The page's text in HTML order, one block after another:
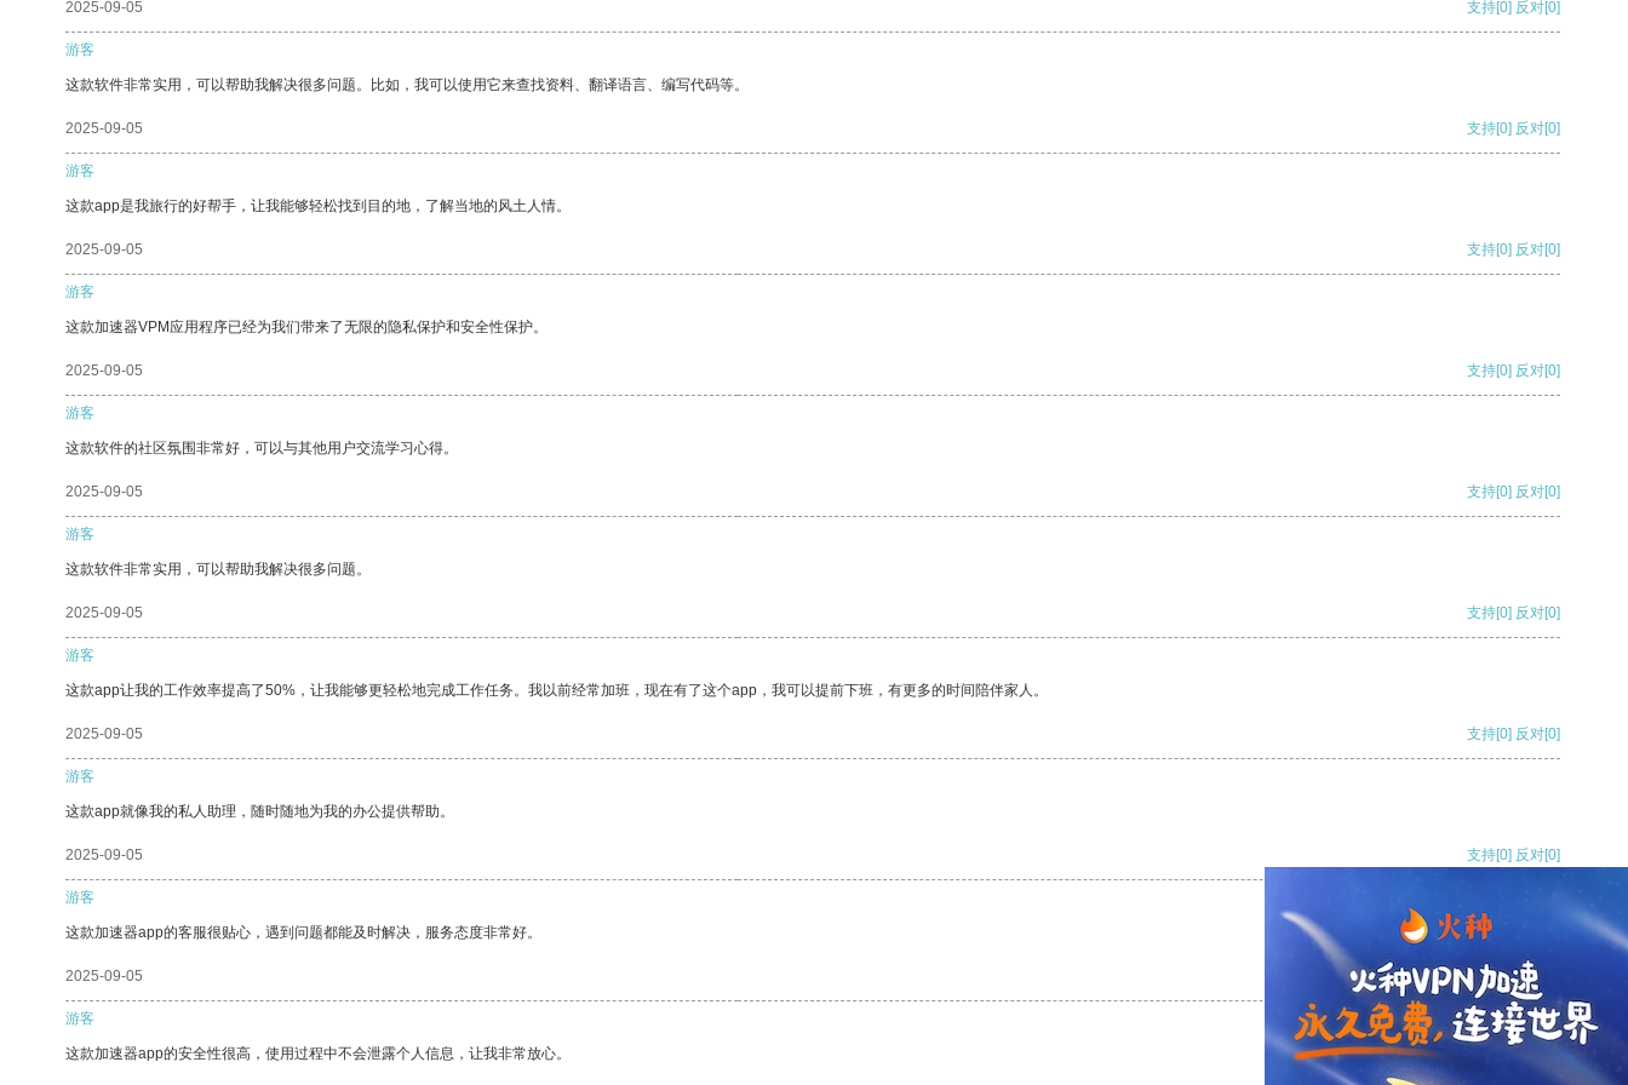
2025-09-05 支持[0] 反对[0]
游客
这款软件非常实用，可以帮助我解决很多问题。比如，我可以使用它来查找资料、翻译语言、编写代码等。
2025-09-05 支持[0] 反对[0]
游客
这款app是我旅行的好帮手，让我能够轻松找到目的地，了解当地的风土人情。
2025-09-05 支持[0] 反对[0]
游客
这款加速器VPM应用程序已经为我们带来了无限的隐私保护和安全性保护。
2025-09-05 支持[0] 反对[0]
游客
这款软件的社区氛围非常好，可以与其他用户交流学习心得。
2025-09-05 支持[0] 反对[0]
游客
这款软件非常实用，可以帮助我解决很多问题。
2025-09-05 支持[0] 反对[0]
游客
这款app让我的工作效率提高了50%，让我能够更轻松地完成工作任务。我以前经常加班，现在有了这个app，我可以提前下班，有更多的时间陪伴家人。
2025-09-05 支持[0] 反对[0]
游客
这款app就像我的私人助理，随时随地为我的办公提供帮助。
2025-09-05 支持[0] 反对[0]
游客
这款加速器app的客服很贴心，遇到问题都能及时解决，服务态度非常好。
2025-09-05 支持[0] 反对
游客
这款加速器app的安全性很高，使用过程中不会泄露个人信息，让我非常放心。